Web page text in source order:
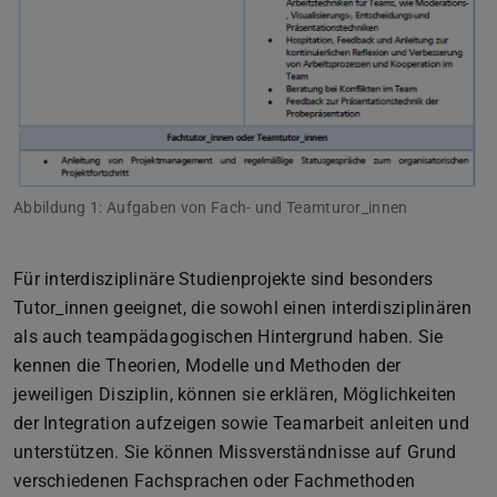
Abbildung 1: Aufgaben von Fach- und Teamturor_innen
Für interdisziplinäre Studienprojekte sind besonders
Tutor_innen geeignet, die sowohl einen interdisziplinären
als auch teampädagogischen Hintergrund haben. Sie
kennen die Theorien, Modelle und Methoden der
jeweiligen Disziplin, können sie erklären, Möglichkeiten
der Integration aufzeigen sowie Teamarbeit anleiten und
unterstützen. Sie können Missverständnisse auf Grund
verschiedenen Fachsprachen oder Fachmethoden